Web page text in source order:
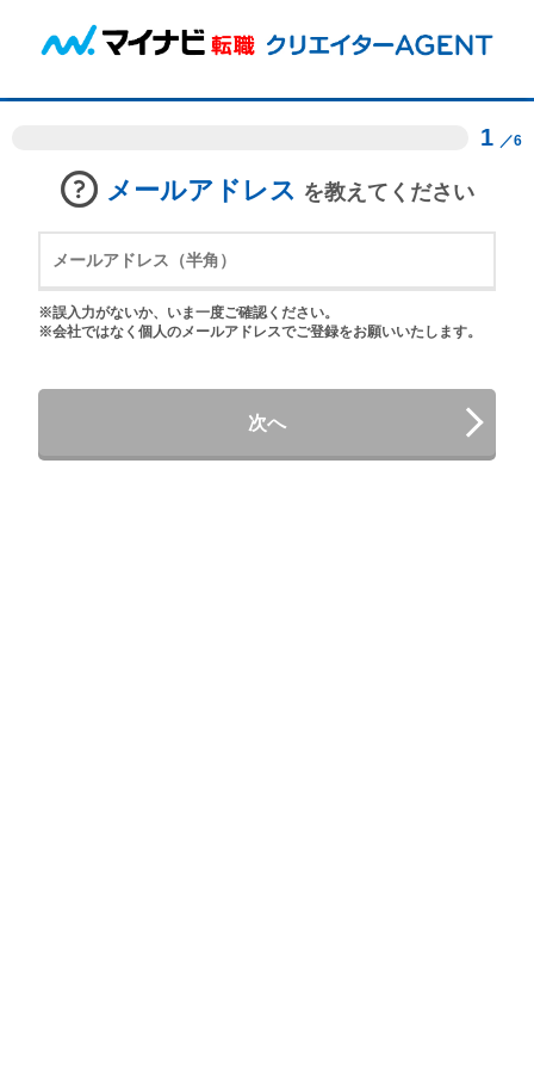
1 ／6
メールアドレス を教えてください
※誤入力がないか、いま一度ご確認ください。
※会社ではなく個人のメールアドレスでご登録をお願いいたします。
次へ